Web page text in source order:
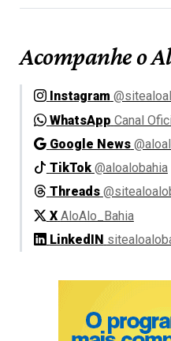
Acompanhe o
Instagram
WhatsApp Canal
Google News
TikTok @aloalobahia
Threads
X AloAlo_Bahia
LinkedIN